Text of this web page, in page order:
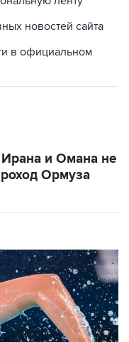
новостей сайта
в официальном
Ирана и Омана не
Ормуза